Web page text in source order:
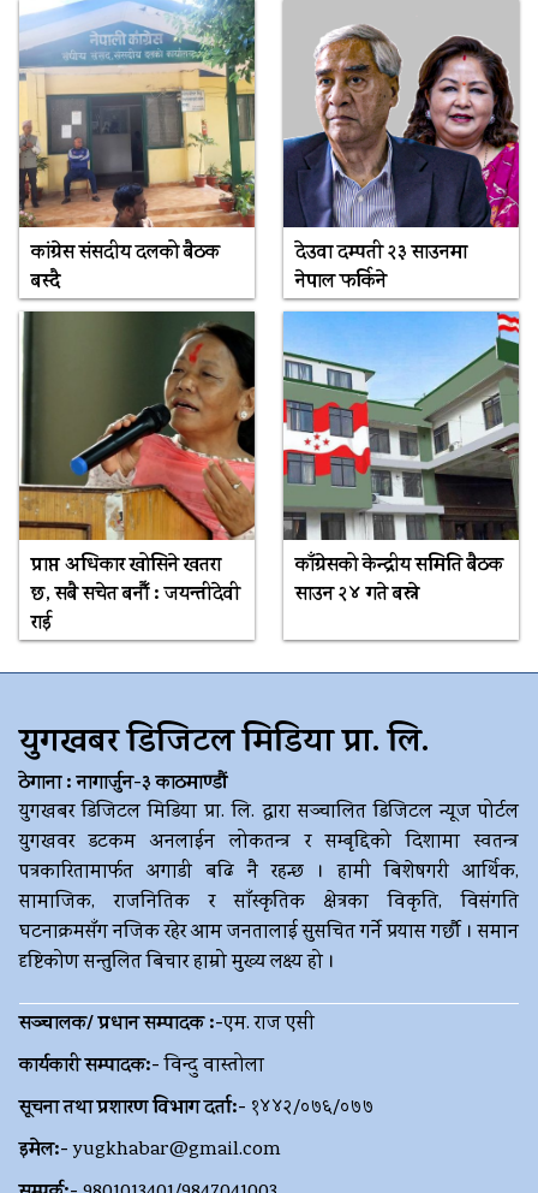
कांग्रेस संसदीय दलको बैठक
बस्दै
देउवा दम्पती २३ साउनमा
नेपाल फर्किने
प्राप्त अधिकार खोसिने खतरा
छ, सबै सचेत बनौँ : जयन्तीदेवी
राई
काँग्रेसको केन्द्रीय समिति बैठक
साउन २४ गते बस्ने
युगखबर डिजिटल मिडिया प्रा. लि.
ठेगाना : नागार्जुन-३ काठमाण्डौं
युगखबर डिजिटल मिडिया प्रा. लि. द्धारा सञ्चालित डिजिटल न्यूज पोर्टल
युगखवर डटकम अनलाईन लोकतन्त्र र सम्बृद्दिको दिशामा स्वतन्त्र
पत्रकारितामार्फत अगाडी बढि नै रहन्छ । हामी बिशेषगरी आर्थिक,
सामाजिक, राजनितिक र साँस्कृतिक क्षेत्रका विकृति, विसंगति
घटनाक्रमसँग नजिक रहेर आम जनतालाई सुसचित गर्ने प्रयास गर्छौ । समान
दृष्टिकोण सन्तुलित बिचार हाम्रो मुख्य लक्ष्य हो ।
सञ्चालक/ प्रधान सम्पादक :-एम. राज एसी
कार्यकारी सम्पादक:-विन्दु वास्तोला
सूचना तथा प्रशारण विभाग दर्ता:- १४४२/०७६/०७७
इमेल:- yugkhabar@gmail.com